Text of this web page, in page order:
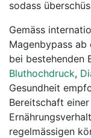
sodass
Gemäss
Magenbypass
bei bestehenden
Bluthochdruck,
Gesundheit
Bereitschaft
regelmässigen